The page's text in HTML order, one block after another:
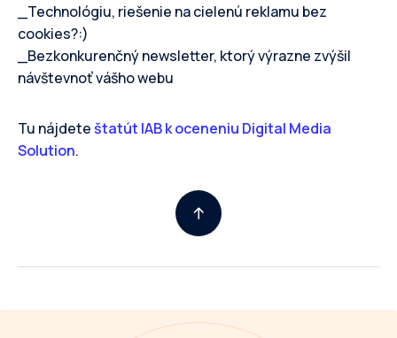
_Technológiu, riešenie na cielenú reklamu bez
cookies?:)
_Bezkonkurenčný newsletter, ktorý výrazne zvýšil
návštevnoť vášho webu
Tu nájdeteštatút IAB k oceneniu Digital Media
Solution.